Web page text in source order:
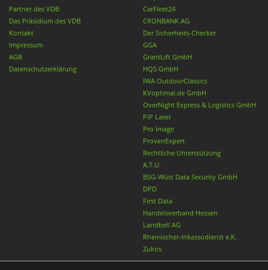
Partner des VDB
Das Präsidium des VDB
Kontakt
Impressum
AGB
Datenschutzerklärung
CarFleet24
CRONBANK AG
Der Sicherheits-Checker
GGA
GrantLift GmbH
HQS GmbH
IWA OutdoorClassics
KVoptimal.de GmbH
OverNight Express & Logistics GmbH
PiP Laser
Pro Image
ProvenExpert
Rechtliche Unterstützung
A.T.U.
BSG-Wüst Data Security GmbH
DPD
First Data
Handelsverband Hessen
Landbell AG
Rheinischer-Inkassodienst e.K.
Zukos